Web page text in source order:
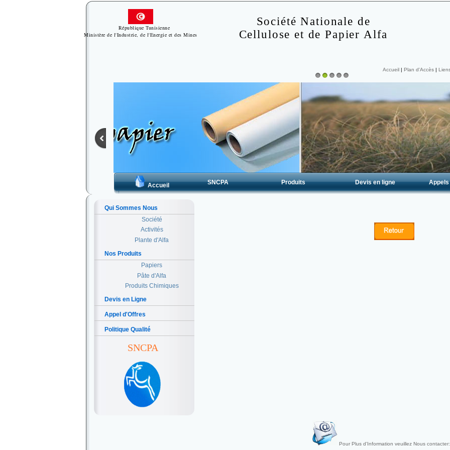
République Tunisienne
Ministère de l'Industrie, de l'Energie et des Mines
Société Nationale de
Cellulose et de Papier Alfa
Accueil | Plan d'Accès |
Accueil SNCPA Produits Devis en ligne
Qui Sommes Nous
Société
Activités
Plante d'Alfa
Nos Produits
Papiers
Pâte d'Alfa
Produits Chimiques
Devis en Ligne
Appel d'Offres
Politique Qualité
SNCPA
Pour Plus d'Information veuillez Nous contacter: